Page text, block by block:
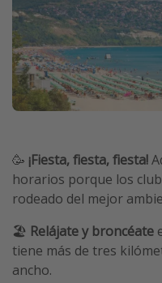
🥳 ¡Fiesta, fiesta, fiesta!
horarios porque los
rodeado del mejor
🏖️ Relájate y broncéate
tiene más de tres
ancho.